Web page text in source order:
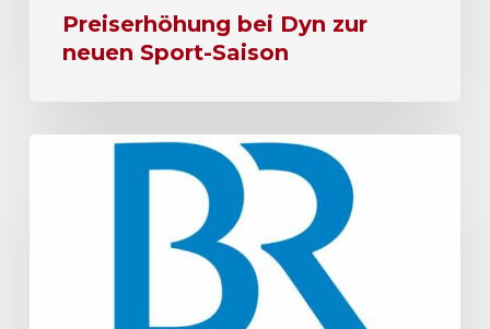
Preiserhöhung bei Dyn zur
neuen Sport-Saison